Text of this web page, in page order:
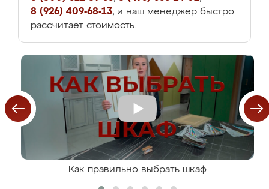
8 (926) 409-68-13, и наш менеджер быстро
рассчитает стоимость.
Как правильно выбрать шкаф